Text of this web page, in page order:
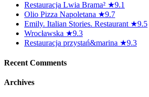
Restauracja Lwia Brama² ★9.1
Olio Pizza Napoletana ★9.7
Emily. Italian Stories. Restaurant ★9.5
Wrocławska ★9.3
Restauracja przystań&marina ★9.3
Recent Comments
Archives